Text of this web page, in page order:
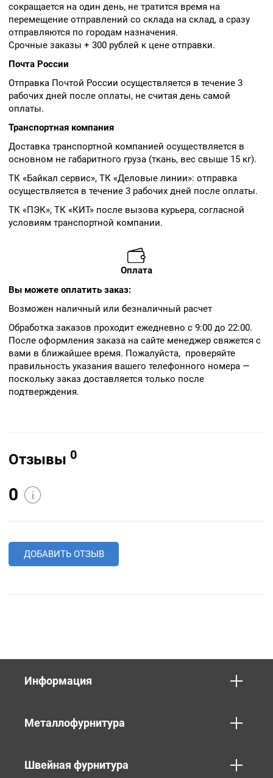
сокращается на один день, не тратится время на
перемещение отправлений со склада на склад, а сразу
отправляются по городам назначения.
Срочные заказы + 300 рублей к цене отправки.
Почта России
Отправка Почтой России осуществляется в течение 3
рабочих дней после оплаты, не считая день самой
оплаты.
Транспортная компания
Доставка транспортной компанией осуществляется в
основном не габаритного груза (ткань, вес свыше 15 кг).
ТК «Байкал сервис», ТК «Деловые линии»: отправка
осуществляется в течение 3 рабочих дней после оплаты.
ТК «ПЭК», ТК «КИТ» после вызова курьера, согласной
условиям транспортной компании.
Оплата
Вы можете оплатить заказ:
Возможен наличный или безналичный расчет
Обработка заказов проходит ежедневно с 9:00 до 22:00.
После оформления заказа на сайте менеджер свяжется с
вами в ближайшее время. Пожалуйста, проверяйте
правильность указания вашего телефонного номера —
поскольку заказ доставляется только после
подтверждения.
Отзывы 0
0 i
ДОБАВИТЬ ОТЗЫВ
Информация
Металлофурнитура
Швейная фурнитура